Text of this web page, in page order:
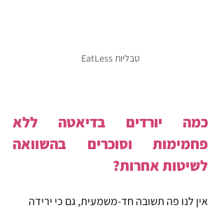
טבליות EatLess
לשיטות אחרות?
אין לנו פה תשובה חד-משמעית, גם כי ירידה